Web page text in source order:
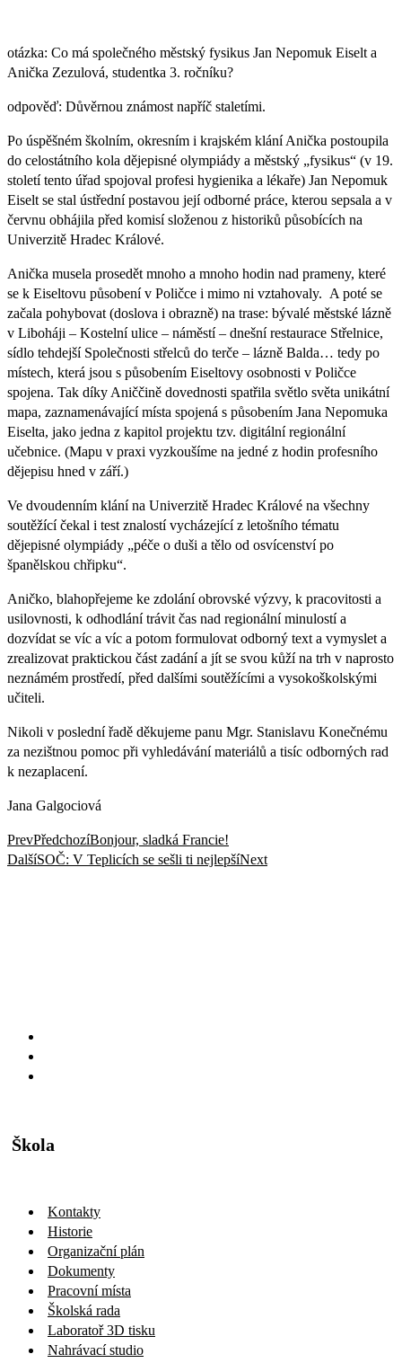
otázka: Co má společného městský fysikus Jan Nepomuk Eiselt a
Anička Zezulová, studentka 3. ročníku?
odpověď: Důvěrnou známost napříč staletími.
Po úspěšném školním, okresním i krajském klání Anička postoupila
do celostátního kola dějepisné olympiády a městský „fysikus“ (v 19.
století tento úřad spojoval profesi hygienika a lékaře) Jan Nepomuk
Eiselt se stal ústřední postavou její odborné práce, kterou sepsala a v
červnu obhájila před komisí složenou z historiků působících na
Univerzitě Hradec Králové.
Anička musela prosedět mnoho a mnoho hodin nad prameny, které
se k Eiseltovu působení v Poličce i mimo ni vztahovaly. A poté se
začala pohybovat (doslova i obrazně) na trase: bývalé městské lázně
v Liboháji – Kostelní ulice – náměstí – dnešní restaurace Střelnice,
sídlo tehdejší Společnosti střelců do terče – lázně Balda… tedy po
místech, která jsou s působením Eiseltovy osobnosti v Poličce
spojena. Tak díky Aniččině dovednosti spatřila světlo světa unikátní
mapa, zaznamenávající místa spojená s působením Jana Nepomuka
Eiselta, jako jedna z kapitol projektu tzv. digitální regionální
učebnice. (Mapu v praxi vyzkoušíme na jedné z hodin profesního
dějepisu hned v září.)
Ve dvoudenním klání na Univerzitě Hradec Králové na všechny
soutěžící čekal i test znalostí vycházející z letošního tématu
dějepisné olympiády „péče o duši a tělo od osvícenství po
španělskou chřipku“.
Aničko, blahopřejeme ke zdolání obrovské výzvy, k pracovitosti a
usilovnosti, k odhodlání trávit čas nad regionální minulostí a
dozvídat se víc a víc a potom formulovat odborný text a vymyslet a
zrealizovat praktickou část zadání a jít se svou kůží na trh v naprosto
neznámém prostředí, před dalšími soutěžícími a vysokoškolskými
učiteli.
Nikoli v poslední řadě děkujeme panu Mgr. Stanislavu Konečnému
za nezištnou pomoc při vyhledávání materiálů a tisíc odborných rad
k nezaplacení.
Jana Galgociová
PrevPředchozíBonjour, sladká Francie!
DalšíSOČ: V Teplicích se sešli ti nejlepšíNext
Škola
Kontakty
Historie
Organizační plán
Dokumenty
Pracovní místa
Školská rada
Laboratoř 3D tisku
Nahrávací studio